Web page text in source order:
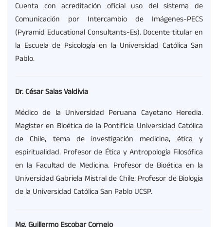
Cuenta con acreditación oficial uso del sistema de
Comunicación por Intercambio de Imágenes-PECS
(Pyramid Educational Consultants-Es). Docente titular en
la Escuela de Psicología en la Universidad Católica San
Pablo.
Dr. César Salas Valdivia
Médico de la Universidad Peruana Cayetano Heredia.
Magister en Bioética de la Pontificia Universidad Católica
de Chile, tema de investigación medicina, ética y
espiritualidad. Profesor de Ética y Antropología Filosófica
en la Facultad de Medicina. Profesor de Bioética en la
Universidad Gabriela Mistral de Chile. Profesor de Biología
de la Universidad Católica San Pablo UCSP.